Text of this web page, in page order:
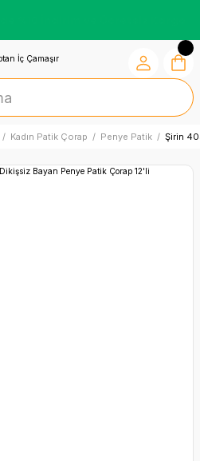
Kadın Patik Çorap Penye Patik Şirin